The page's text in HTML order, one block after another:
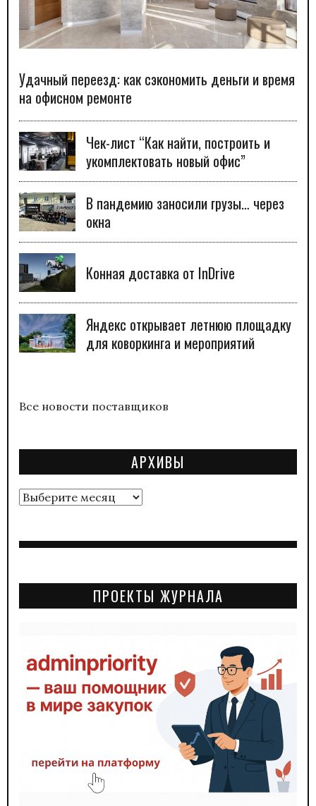
Удачный переезд: как сэкономить деньги и время
на офисном ремонте
Чек-лист “Как найти, построить и
укомплектовать новый офис”
В пандемию заносили грузы… через
окна
Конная доставка от InDrive
Яндекс открывает летнюю площадку
для коворкинга и мероприятий
Все новости поставщиков
АРХИВЫ
Архивы
ПРОЕКТЫ ЖУРНАЛА